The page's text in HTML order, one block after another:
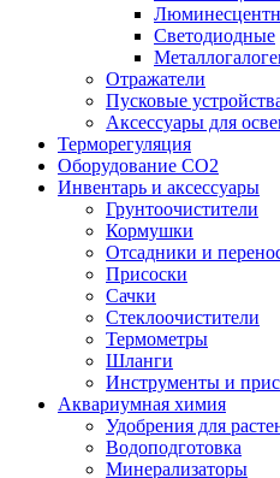
Светодиодные
Отражатели
Пусковые
Аксессуары для
Терморегуляция
Оборудование CO2
Инвентарь и аксессуары
Грунтоочистители
Кормушки
Отсадники и
Присоски
Сачки
Стеклоочистители
Термометры
Шланги
Инструменты и
Аквариумная химия
Удобрения для
Водоподготовка
Минерализаторы